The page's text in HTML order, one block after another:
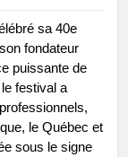
sa 40e
fondateur
puissante de
festival a
le Québec et
sous le signe